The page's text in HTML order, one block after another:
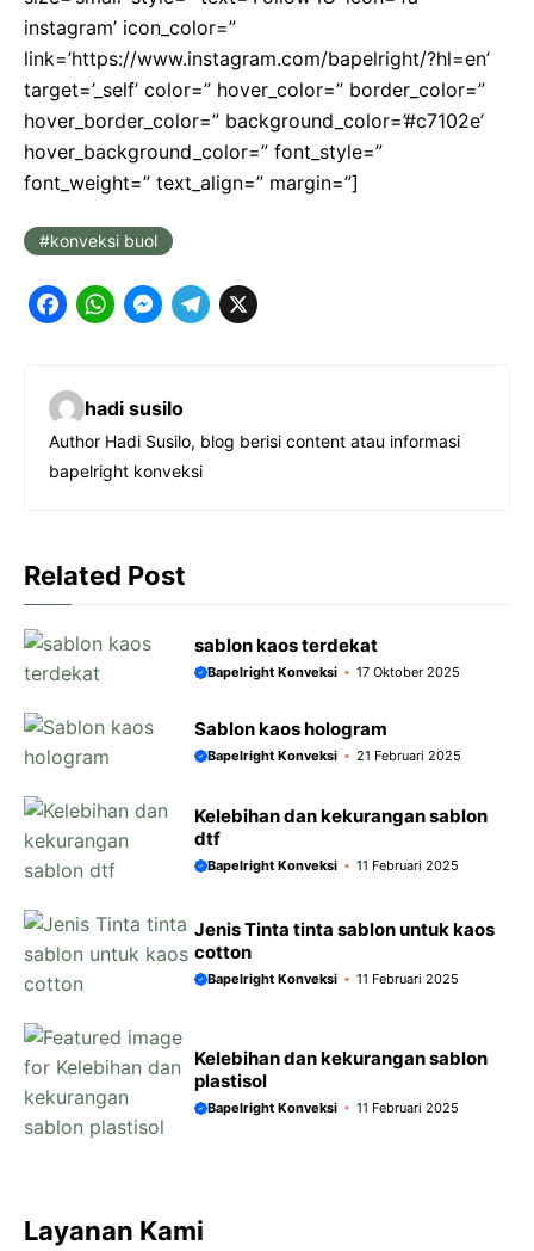
instagram’ icon_color=”
link=’https://www.instagram.com/bapelright/?hl=en’
target=’_self’ color=” hover_color=” border_color=”
hover_border_color=” background_color=’#c7102e’
hover_background_color=” font_style=”
font_weight=” text_align=” margin=”]
konveksi buol
F
c
e
b
k
W
t
s
p
M
s
e
e
T
e
g
m
X
hadi susilo
Author Hadi Susilo, blog berisi content atau informasi
bapelright konveksi
Related Post
sablon kaos terdekat
Bapelright Konveksi 17 Oktober 2025
Sablon kaos hologram
Bapelright Konveksi 21 Februari 2025
Kelebihan dan kekurangan sablon
dtf
Bapelright Konveksi 11 Februari 2025
Jenis Tinta tinta sablon untuk kaos
cotton
Bapelright Konveksi 11 Februari 2025
Kelebihan dan kekurangan sablon
plastisol
Bapelright Konveksi 11 Februari 2025
Layanan Kami